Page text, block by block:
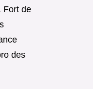
Fort de
des